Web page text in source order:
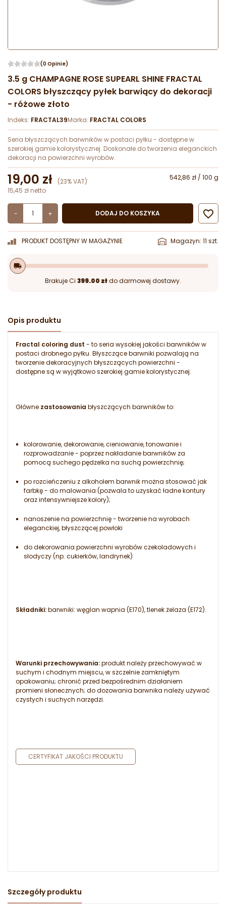
(0 Opinie)
3.5 g CHAMPAGNE ROSE SUPEARL SHINE FRACTAL
COLORS błyszczący pyłek barwiący do dekoracji
- różowe złoto
Indeks: FRACTAL39Marka: FRACTAL COLORS
Seria błyszczących barwników w postaci pyłku - dostępne w
szerokiej gamie kolorystycznej. Doskonałe do tworzenia eleganckich
dekoracji na powierzchni wyrobów.
19,00 zł (23% VAT)
542,86 zł / 100 g
15,45 zł netto
- + DODAJ DO KOSZYKA 
PRODUKT DOSTĘPNY W MAGAZYNIE Magazyn: 11 szt.
local_shipping
Brakuje Ci 399.00 złdo darmowej dostawy.
Opis produktu
Fractal coloring dust - to seria wysokiej jakości barwników w
postaci drobnego pyłku. Błyszczące barwniki pozwalają na
tworzenie dekoracyjnych błyszczących powierzchni -
dostępne są w wyjątkowo szerokiej gamie kolorystycznej.
Główne zastosowania błyszczących barwników to:
kolorowanie, dekorowanie, cieniowanie, tonowanie i
rozprowadzanie - poprzez nakładanie barwników za
pomocą suchego pędzelka na suchą powierzchnię;
po rozcieńczeniu z alkoholem barwnik można stosować jak
farbkę - do malowania (pozwala to uzyskać ładne kontury
oraz intensywniejsze kolory);
nanoszenie na powierzchnię - tworzenie na wyrobach
eleganckiej, błyszczącej powłoki
do dekorowania powierzchni wyrobów czekoladowych i
słodyczy (np. cukierków, landrynek)
Składniki:barwniki: węglan wapnia (E170), tlenek żelaza (E172).
Warunki przechowywania:produkt należy przechowywać w
suchym i chodnym miejscu, w szczelnie zamkniętym
opakowaniu; chronić przed bezpośrednim działaniem
promieni słonecznych; do dozowania barwnika należy używać
czystych i suchych narzędzi.
CERTYFIKAT JAKOŚCI PRODUKTU
Szczegóły produktu